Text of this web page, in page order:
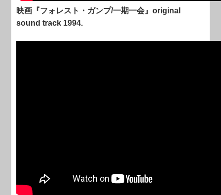
映画『フォレスト・ガンプ/一期一会』original
sound track 1994.